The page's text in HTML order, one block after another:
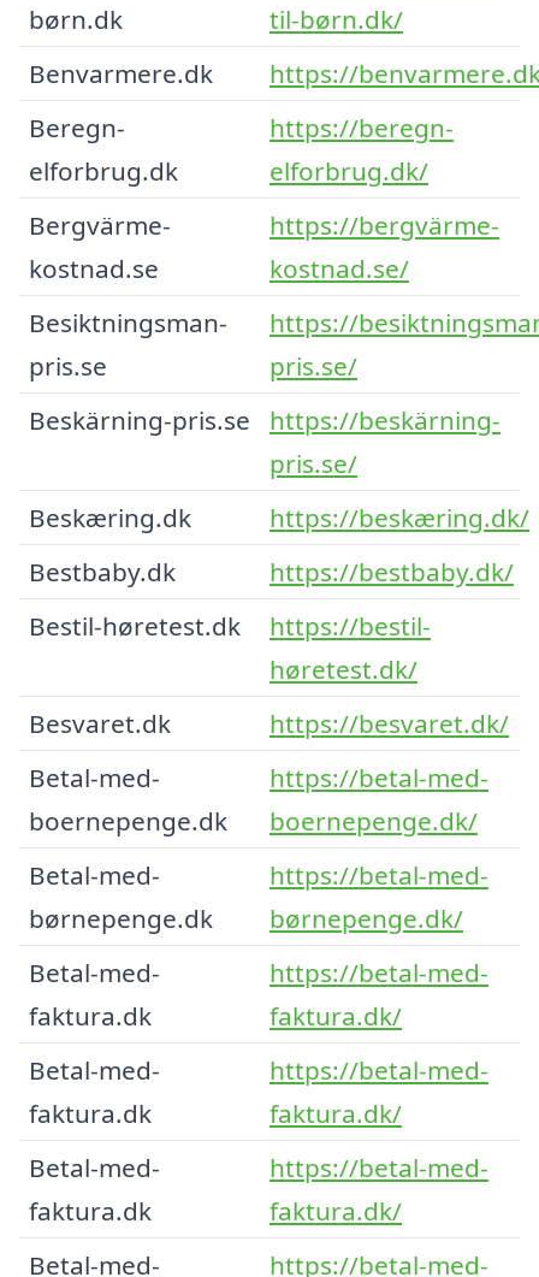
børn.dk
til-børn.dk/
Benvarmere.dk
https://
Beregn-
elforbrug.dk
https://beregn-
elforbrug.dk/
Bergvärme-
kostnad.se
https://bergvärme-
kostnad.se/
Besiktningsman-
pris.se
https://
pris.se/
Beskärning-pris.se
https://beskärning-
pris.se/
Beskæring.dk
https://beskæring.dk/
Bestbaby.dk
https://bestbaby.dk/
Bestil-høretest.dk
https://bestil-
høretest.dk/
Besvaret.dk
https://besvaret.dk/
Betal-med-
boernepenge.dk
https://betal-med-
boernepenge.dk/
Betal-med-
børnepenge.dk
https://betal-med-
børnepenge.dk/
Betal-med-
faktura.dk
https://betal-med-
faktura.dk/
Betal-med-
faktura.dk
https://betal-med-
faktura.dk/
Betal-med-
faktura.dk
https://betal-med-
faktura.dk/
Betal-med-
https://betal-med-